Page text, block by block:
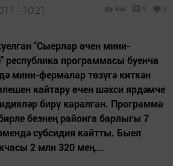
- 10:21 969 0 0
"Сыерлар өчен мини-
республика программасы буенча
мини-фермалар төзүгә киткән
кайтару өчен шәхси ярдәмче
бирү каралган. Программа
безнең районга барлыгы 7
субсидия кайтты. Быел
2 млн 320 мең...